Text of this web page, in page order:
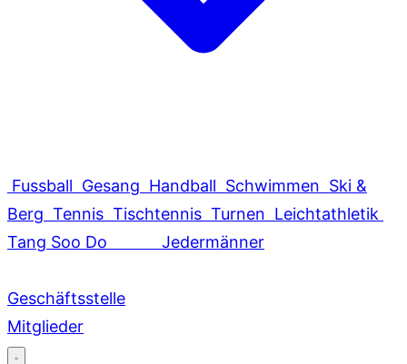
Fussball Gesang Handball Schwimmen Ski &
Berg Tennis Tischtennis Turnen Leichtathletik
Tang Soo Do
Jedermänner
Geschäftsstelle
Mitglieder